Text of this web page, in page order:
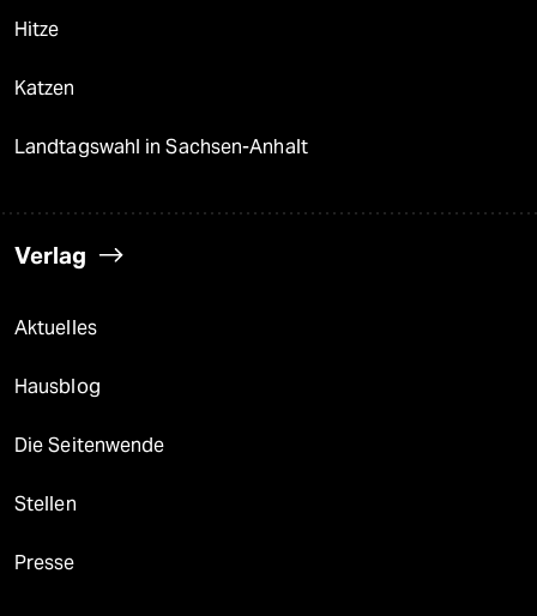
Hitze
Katzen
Landtagswahl in Sachsen-Anhalt
Verlag
Aktuelles
Hausblog
Die Seitenwende
Stellen
Presse